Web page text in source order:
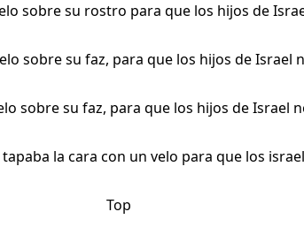
sobre su rostro para que los hijos de
sobre su faz, para que los hijos de Israel
sobre su faz, para que los hijos de Israel
la cara con un velo para que los
Top